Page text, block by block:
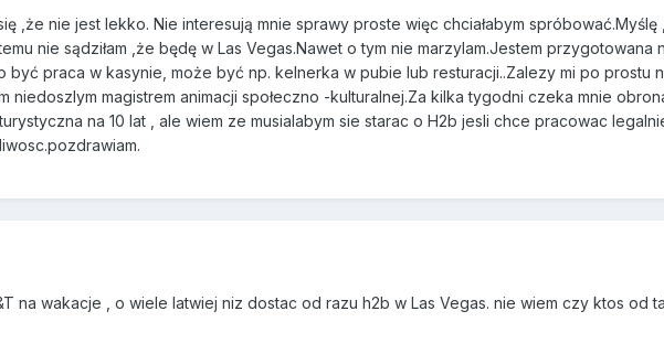
,że nie jest lekko. Nie interesują mnie sprawy proste więc chciałabym
nie sądziłam ,że będę w Las Vegas.Nawet o tym nie marzylam.Jestem przygotowana
być praca w kasynie, może być np. kelnerka w pubie lub resturacji..Zalezy mi po prostu
niedoszlym magistrem animacji społeczno -kulturalnej.Za kilka tygodni czeka mnie
na 10 lat , ale wiem ze musialabym sie starac o H2b jesli chce pracowac
na wakacje , o wiele latwiej niz dostac od razu h2b w Las Vegas. nie wiem czy ktos od